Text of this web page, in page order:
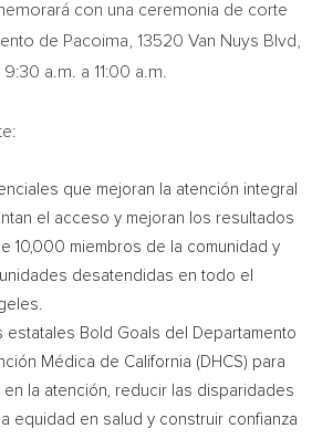
con una ceremonia de corte
de Pacoima, 13520 Van Nuys Blvd,
a.m. a 11:00 a.m.
que mejoran la atención integral
el acceso y mejoran los resultados
10,000 miembros de la comunidad y
desatendidas en todo el
estatales Bold Goals del Departamento
Médica de California (DHCS) para
la atención, reducir las disparidades
equidad en salud y construir confianza